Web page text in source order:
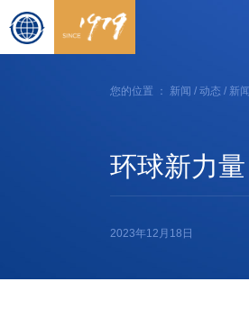
您的位置 ： 新闻 / 动态 / 新
环球新力
2023年12月18日